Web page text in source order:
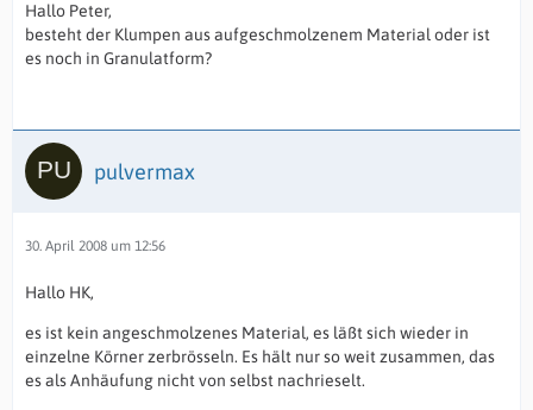
Hallo Peter,
besteht der Klumpen aus aufgeschmolzenem Material oder ist
es noch in Granulatform?
pulvermax
30. April 2008 um 12:56
Hallo HK,
es ist kein angeschmolzenes Material, es läßt sich wieder in
einzelne Körner zerbrösseln. Es hält nur so weit zusammen, das
es als Anhäufung nicht von selbst nachrieselt.